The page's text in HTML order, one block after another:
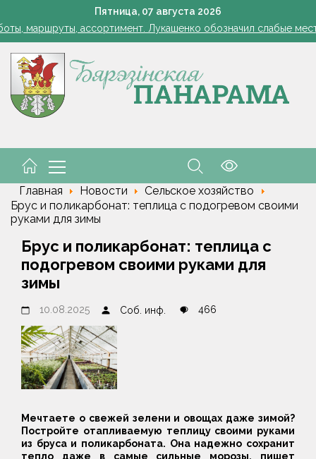
Пятница, 07 августа 2026
Лукашенко: я борюсь не за колхозы или совхозы - я борюсь
маршруты, ассортимент. Лукашенко обозначил слабые
из-за сильного ветра деревья повредили 14 машин по
преддверии профессионального праздника поздравили
Лукашенко: я борюсь не за колхозы или совхозы - я борюсь
из-за сильного ветра деревья повредили 14 машин по
Главная Новости
Сельское хозяйство
Брус и поликарбонат: теплица с подогревом своими
руками для зимы
Брус и поликарбонат: теплица с
подогревом своими руками для
зимы
10.08.2025 Соб. инф. 466
Мечтаете о свежей зелени и овощах даже зимой?
Постройте отапливаемую теплицу своими руками
из бруса и поликарбоната. Она надежно сохранит
тепло даже в самые сильные морозы, пишет